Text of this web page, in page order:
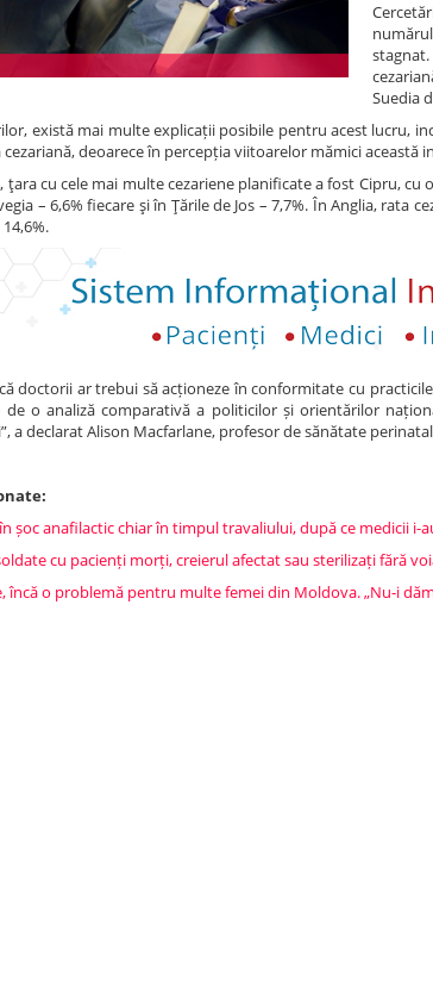
Suedia
există mai multe explicații posibile pentru acest lucru,
deoarece în percepția viitoarelor mămici această
cu cele mai multe cezariene planificate a fost Cipru, cu
– 6,6% fiecare şi în Ţările de Jos – 7,7%. În Anglia, rata
doctorii ar trebui să acționeze în conformitate cu
o analiză comparativă a politicilor și orientărilor
a declarat Alison Macfarlane, profesor de sănătate
șoc anafilactic chiar în timpul travaliului, după ce medicii i-
cu pacienți morți, creierul afectat sau sterilizați fără
încă o problemă pentru multe femei din Moldova. „Nu-i